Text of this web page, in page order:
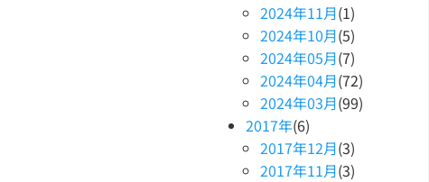
2024年11月(1)
2024年10月(5)
2024年05月(7)
2024年04月(72)
2024年03月(99)
2017年(6)
2017年12月(3)
2017年11月(3)